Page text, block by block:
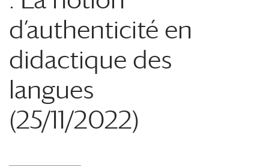
d’authenticité en
didactique des
langues
(25/11/2022)